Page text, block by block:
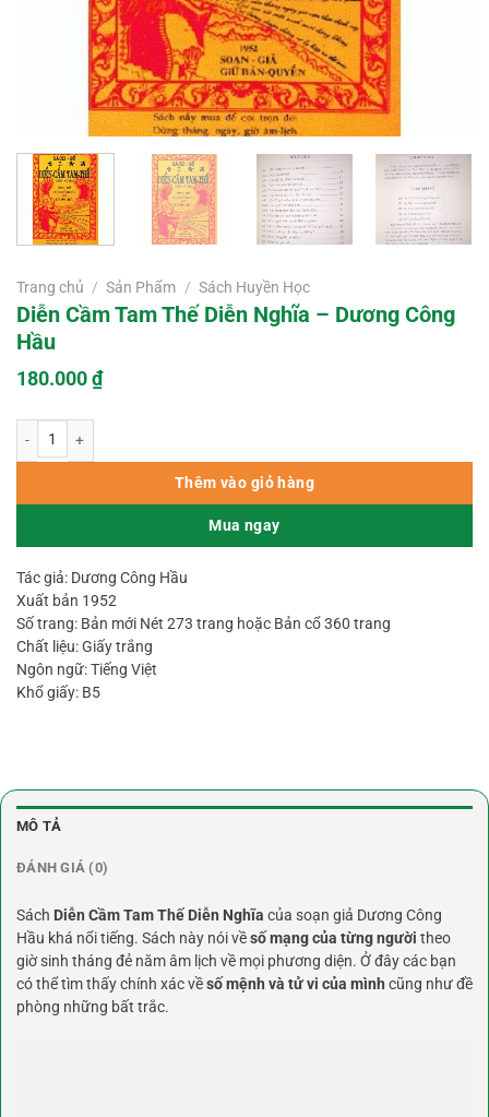
Trang chủ / Sản Phẩm / Sách Huyền Học
Diễn Cầm Tam Thế Diễn Nghĩa – Dương Công
Hầu
180.000₫
Thêm vào giỏ hàng
Mua ngay
Tác giả: Dương Công Hầu
Xuất bản 1952
Số trang: Bản mới Nét 273 trang hoặc Bản cổ 360 trang
Chất liệu: Giấy trắng
Ngôn ngữ: Tiếng Việt
Khổ giấy: B5
MÔ TẢ
ĐÁNH GIÁ (0)
Sách Diễn Cầm Tam Thế Diễn Nghĩa của soạn giả Dương Công
Hầu khá nổi tiếng. Sách này nói vềsố mạng của từng người theo
giờ sinh tháng đẻ năm âm lịch về mọi phương diện. Ở đây các bạn
có thể tìm thấy chính xác vềsố mệnh và tử vi của mình cũng như đề
phòng những bất trắc.